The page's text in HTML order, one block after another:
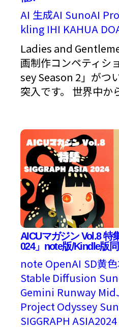
AI 生成AI SunoAI
kling IHI KAHUA
Ladies and
画制作コンペティシ
sey Season 2」がつ
突入です。 世界中か
AICUマガジン Vol.8 特
024」note版/Kindle版
note OpenAI SD黄
Stable Diffusion
Gemini Runway
Project Odyssey
SIGGRAPH ASIA2024